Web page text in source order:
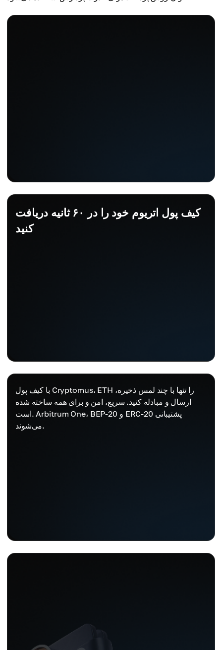
کیف پول اتریوم خود را در ۶۰ ثانیه دریافت
کنید
با کیف پول Cryptomus، ETH را تنها با چند لمس ذخیره،
ارسال و مبادله کنید. سریع، امن و برای همه ساخته شده
است. Arbitrum One، BEP-20 و ERC-20 پشتیبانی
می‌شوند.